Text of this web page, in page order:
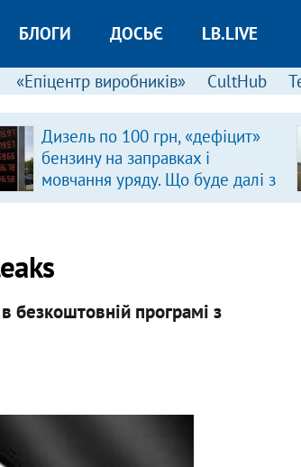
БЛОГИ ДОСЬЄ LB.LIVE
«Епіцентр виробників» CultHub
Дизель по 100 грн, «дефіцит»
бензину на заправках і
мовчання уряду. Що буде далі з
цінами на пальне?
безкоштовній програмі з